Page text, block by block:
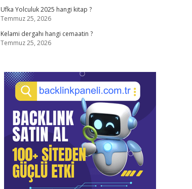
Ufka Yolculuk 2025 hangi kitap ?
Temmuz 25, 2026
Kelami dergahı hangi cemaatin ?
Temmuz 25, 2026